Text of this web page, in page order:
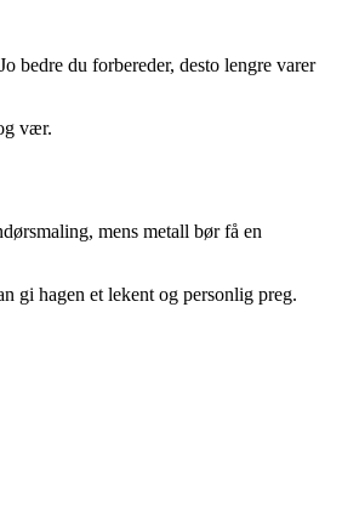
bedre du forbereder, desto lengre varer
vær.
mens metall bør få en
gi hagen et lekent og personlig preg.